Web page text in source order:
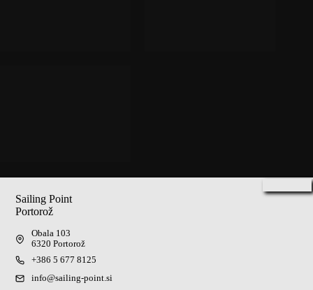
Sailing Point
Portorož
Obala 103
6320 Portorož
+386 5 677 8125
info@sailing-point.si